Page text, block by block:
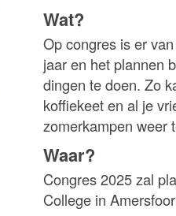
Wat?
Op congres is er
jaar en het plannen
dingen te doen. Zo
koffiekeet en al je
zomerkampen weer
Waar?
Congres 2025 zal
College in